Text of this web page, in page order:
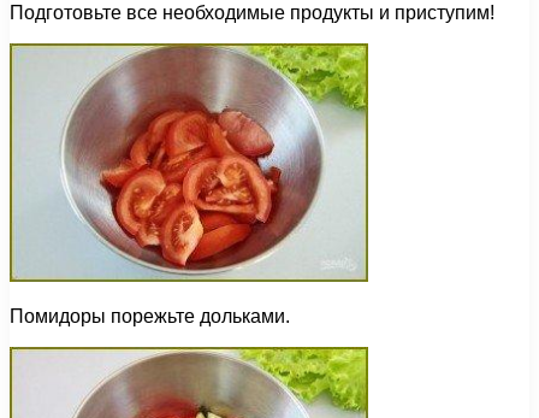
Подготовьте все необходимые продукты и приступим!
Помидоры порежьте дольками.